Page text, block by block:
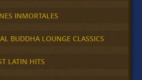
INMORTALES
BUDDHA LOUNGE CLASSICS
LATIN HITS